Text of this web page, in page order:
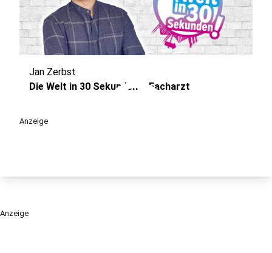
play_circle
Jan Zerbst
Die Welt in 30 Sekunden – Facharzt
Anzeige
Anzeige